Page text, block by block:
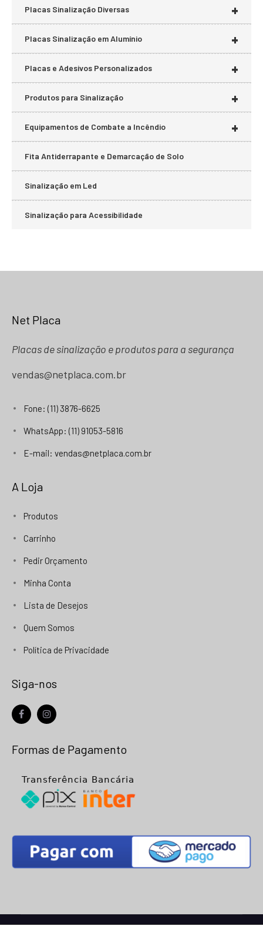
+
Placas Sinalização Diversas
+
Placas Sinalização em Alumínio
+
Placas e Adesivos Personalizados
+
Produtos para Sinalização
+
Equipamentos de Combate a Incêndio
Fita Antiderrapante e Demarcação de Solo
Sinalização em Led
Sinalização para Acessibilidade
Net Placa
Placas de sinalização e produtos para a segurança
vendas@netplaca.com.br
Fone: (11) 3876-6625
WhatsApp: (11) 91053-5816
E-mail: vendas@netplaca.com.br
A Loja
Produtos
Carrinho
Pedir Orçamento
Minha Conta
Lista de Desejos
Quem Somos
Política de Privacidade
Siga-nos
Formas de Pagamento